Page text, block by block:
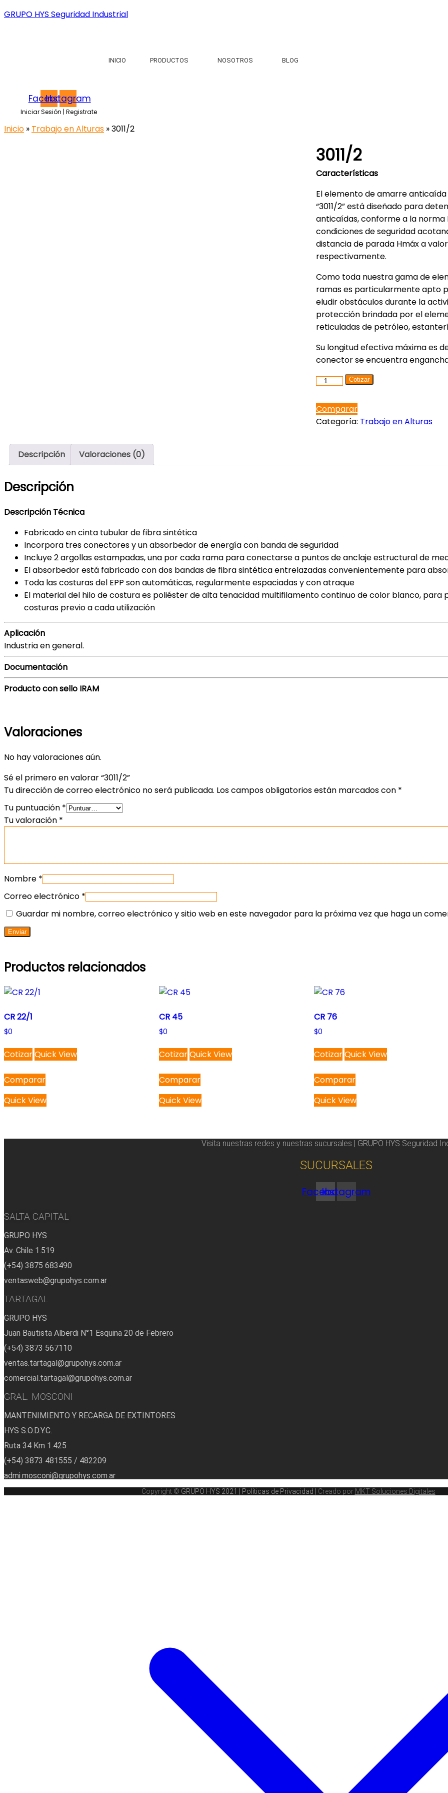
GRUPO HYS Seguridad Industrial
INICIO PRODUCTOS NOSOTROS BLOG
Facebook
Instagram
Iniciar Sesión | Registrate
Inicio » Trabajo en Alturas » 3011/2
3011/2
Características
El elemento de amarre
“3011/2” está diseñado para
anticaídas, conforme a la norma
condiciones de seguridad
distancia de parada Hmáx a
respectivamente.
Como toda nuestra gama de
ramas es particularmente apto
eludir obstáculos durante la
protección brindada por el
reticuladas de petróleo,
Su longitud efectiva máxima es
conector se encuentra
3011/2
Cotizar
Comparar
Categoría: Trabajo en Alturas
Descripción Valoraciones (0)
Descripción
Descripción Técnica
Fabricado en cinta tubular de fibra sintética
Incorpora tres conectores y un absorbedor de energía con banda de seguridad
Incluye 2 argollas estampadas, una por cada rama para conectarse a puntos de anclaje estructural de
El absorbedor está fabricado con dos bandas de fibra sintética entrelazadas convenientemente para
Toda las costuras del EPP son automáticas, regularmente espaciadas y con atraque
El material del hilo de costura es poliéster de alta tenacidad multifilamento continuo de color blanco, para
costuras previo a cada utilización
Aplicación
Industria en general.
Documentación
Producto con sello IRAM
Valoraciones
No hay valoraciones aún.
Sé el primero en valorar “3011/2”
Tu dirección de correo electrónico no será publicada. Los campos obligatorios están marcados con *
Tu puntuación *
Tu valoración *
Nombre *
Correo electrónico *
Guardar mi nombre, correo electrónico y sitio web en este navegador para la próxima vez que haga un
Productos relacionados
CR 22/1
$0
CotizarQuick View
Comparar
Quick View
CR 45
$0
CotizarQuick View
Comparar
Quick View
CR 76
$0
CotizarQuick View
Comparar
Quick View
Visita nuestras redes y nuestras sucursales | GRUPO HYS Seguridad
SUCURSALES
Facebook
Instagram
SALTA CAPITAL
GRUPO HYS
Av. Chile 1.519
(+54) 3875 683490
ventasweb@grupohys.com.ar
TARTAGAL
GRUPO HYS
Juan Bautista Alberdi N°1 Esquina 20 de Febrero
(+54) 3873 567110
ventas.tartagal@grupohys.com.ar
comercial.tartagal@grupohys.com.ar
GRAL. MOSCONI
MANTENIMIENTO Y RECARGA DE EXTINTORES
HYS S.O.D.Y.C.
Ruta 34 Km 1.425
(+54) 3873 481555 / 482209
admi.mosconi@grupohys.com.ar
Copyright © GRUPO HYS 2021 | Políticas de Privacidad | Creado por MKT Soluciones Digitales